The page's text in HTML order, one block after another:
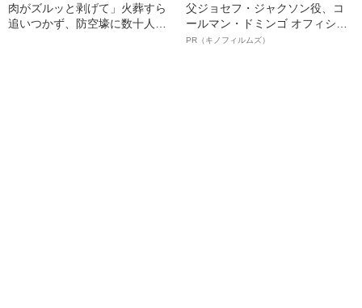
肉がズルッと剥げて」火葬すら
追いつかず、防空壕に数十人
父ジョセフ・ジャクソン役、コ
ールマン・ドミンゴ オフィシャ
ルインタビュー“観客を魅了した
PR（キノフィルムズ）